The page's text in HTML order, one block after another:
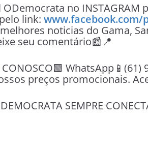
ODemocrata no INSTAGRAM
link:
noticias do Gama,
seu comentário📰📍
CONOSCO🟩 WhatsApp📱(61)
preços promocionais.
SEMPRE